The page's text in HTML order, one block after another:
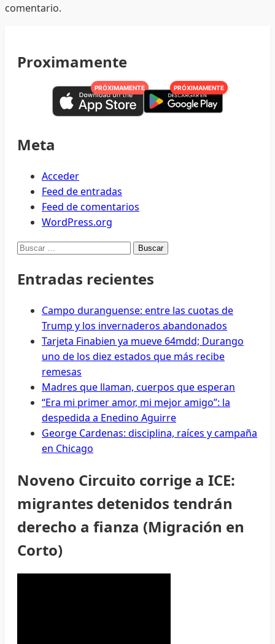
comentario.
Proximamente
PRÓXIMAMENTE PRÓXIMAMENTE
Meta
Acceder
Feed de entradas
Feed de comentarios
WordPress.org
Buscar:
Entradas recientes
Campo duranguense: entre las cuotas de
Trump y los invernaderos abandonados
Tarjeta Finabien ya mueve 64mdd; Durango
uno de los diez estados que más recibe
remesas
Madres que llaman, cuerpos que esperan
“Era mi primer amor, mi mejor amigo”: la
despedida a Enedino Aguirre
George Cardenas: disciplina, raíces y campaña
en Chicago
Noveno Circuito corrige a ICE:
migrantes detenidos tendrán
derecho a fianza (Migración en
Corto)